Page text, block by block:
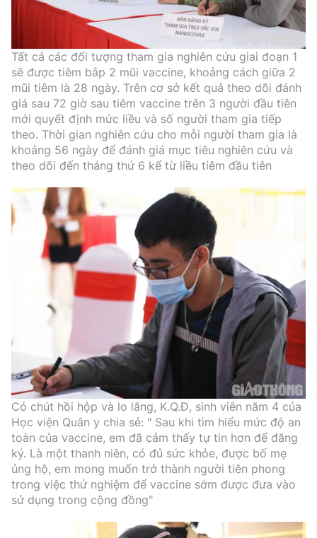
Tất cả các đối tượng tham gia nghiên cứu giai đoạn 1
sẽ được tiêm bắp 2 mũi vaccine, khoảng cách giữa 2
mũi tiêm là 28 ngày. Trên cơ sở kết quả theo dõi đánh
giá sau 72 giờ sau tiêm vaccine trên 3 người đầu tiên
mới quyết định mức liều và số người tham gia tiếp
theo. Thời gian nghiên cứu cho mỗi người tham gia là
khoảng 56 ngày để đánh giá mục tiêu nghiên cứu và
theo dõi đến tháng thứ 6 kể từ liều tiêm đầu tiên
Có chút hồi hộp và lo lắng, K.Q.Đ, sinh viên năm 4 của
Học viện Quân y chia sẻ: " Sau khi tìm hiểu mức độ an
toàn của vaccine, em đã cảm thấy tự tin hơn để đăng
ký. Là một thanh niên, có đủ sức khỏe, được bố mẹ
ủng hộ, em mong muốn trở thành người tiên phong
trong việc thử nghiệm để vaccine sớm được đưa vào
sử dụng trong cộng đồng"